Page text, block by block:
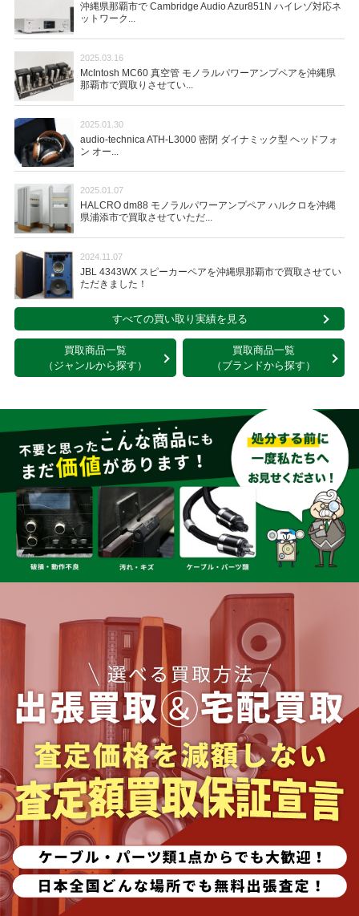
沖縄県那覇市で Cambridge Audio Azur851N ハイレゾ対応ネ
ットワーク...
2025.03.16
McIntosh MC60 真空管 モノラルパワーアンプペアを沖縄県
那覇市で買取りさせてい...
2025.01.30
audio-technica ATH-L3000 密閉 ダイナミック型 ヘッドフォ
ン オー...
2025.01.07
HALCRO dm88 モノラルパワーアンプペア ハルクロを沖縄
県浦添市で買取させていただ...
2024.11.07
JBL 4343WX スピーカーペアを沖縄県那覇市で買取させてい
ただきました！
すべての買い取り実績を見る
買取商品一覧
（ジャンルから探す）
買取商品一覧
（ブランドから探す）